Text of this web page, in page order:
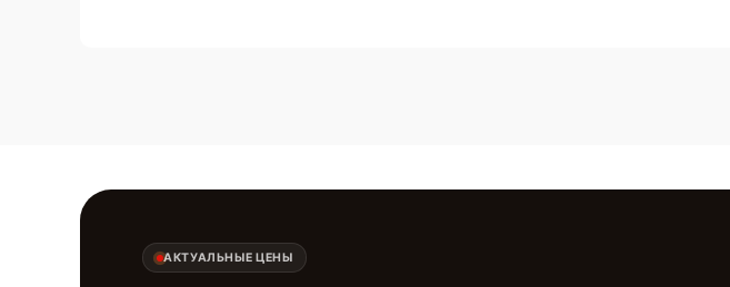
АКТУАЛЬНЫЕ ЦЕНЫ